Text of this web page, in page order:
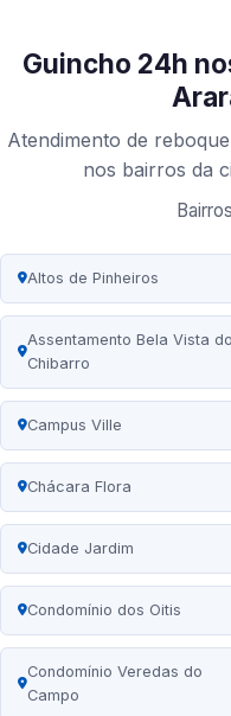
Guincho 24h
Atendimento de
nos bairros da
Altos de Pinheiros
Assentamento Bela Vista do
Chibarro
Campus Ville
Chácara Flora
Cidade Jardim
Condomínio dos Oitis
Condomínio Veredas do
Campo